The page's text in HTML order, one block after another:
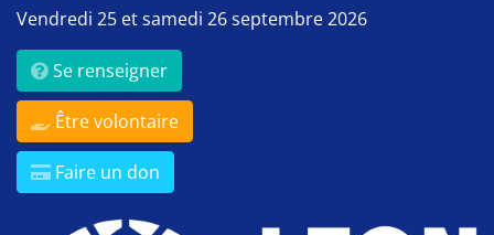
Vendredi 25 et samedi 26 septembre 2026
Se renseigner
Être volontaire
Faire un don